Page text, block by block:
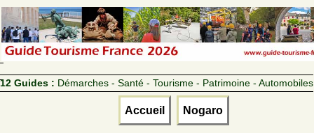
12 Guides : Démarches - Santé - Tourisme - Patrimoine - Automobiles
Accueil Nogaro